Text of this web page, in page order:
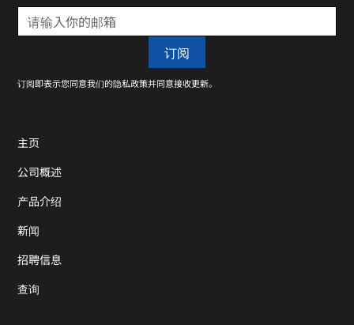
订阅即表示您同意我们的隐私政策并同意接收更新。
主页
公司概述
产品介绍
新闻
招聘信息
查询